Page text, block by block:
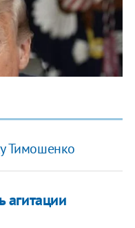
Тимошенко
агитации